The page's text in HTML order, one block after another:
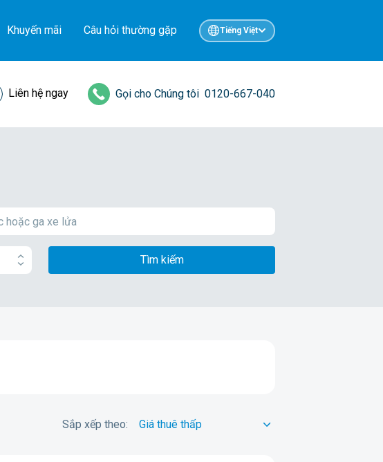
Khuyến mãi Câu hỏi thường gặp Tiếng Việt
Liên hệ ngay Gọi cho Chúng tôi 0120-667-040
Tìm kiếm
Sắp xếp theo: